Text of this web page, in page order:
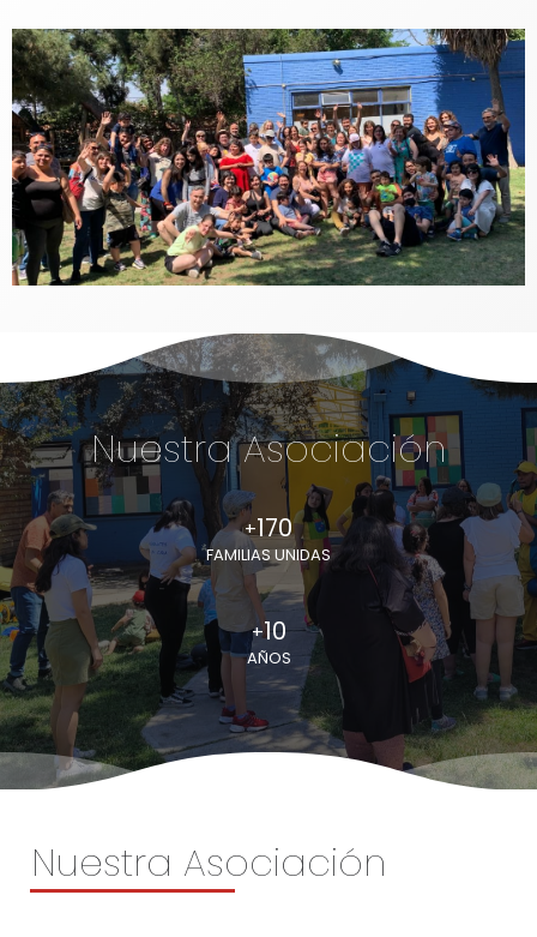
Nuestra Asociación
+170
FAMILIAS UNIDAS
+10
AÑOS
Nuestra Asociación